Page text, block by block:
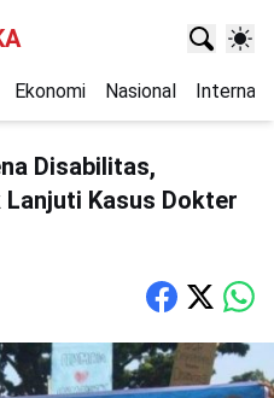
Ekonomi Nasional
Disabilitas,
Kasus Dokter